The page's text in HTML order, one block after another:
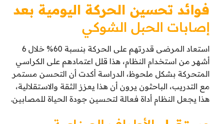
فوائد تحسين الحركة اليومية بعد
إصابات الحبل الشوكي
استعاد المرضى قدرتهم على الحركة بنسبة 60% خلال 6
أشهر من استخدام النظام، هذا قلل اعتمادهم على الكراسي
المتحركة بشكل ملحوظ، الدراسة أكدت أن التحسن مستمر
مع التدريب، الباحثون يرون أن هذا يعزز الثقة والاستقلالية،
هذا يجعل النظام أداة فعالة لتحسين جودة الحياة للمصابين.